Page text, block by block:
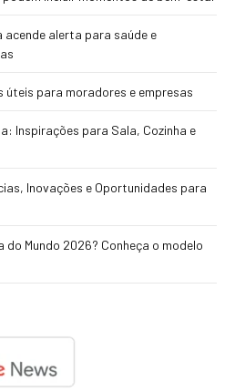
acende alerta para saúde e
úteis para moradores e empresas
Inspirações para Sala, Cozinha e
Inovações e Oportunidades para
Mundo 2026? Conheça o modelo